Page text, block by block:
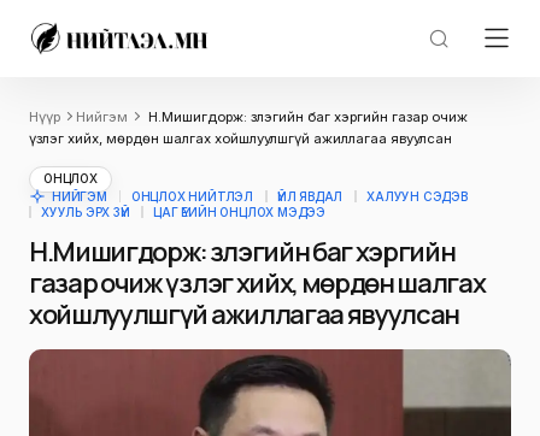
Нүүр Нийгэм
Н.Мишигдорж: Үзлэгийн баг хэргийн газар очиж
үзлэг хийх, мөрдөн шалгах хойшлуулшгүй ажиллагаа явуулсан
ОНЦЛОХ
НИЙГЭМ
ОНЦЛОХ НИЙТЛЭЛ ҮЙЛ ЯВДАЛ
ХАЛУУН СЭДЭВ
ХУУЛЬ ЭРХ ЗҮЙ
ЦАГ ҮЕИЙН ОНЦЛОХ МЭДЭЭ
Н.Мишигдорж: Үзлэгийн баг хэргийн
газар очиж үзлэг хийх, мөрдөн шалгах
хойшлуулшгүй ажиллагаа явуулсан